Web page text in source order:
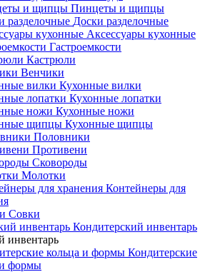
Пинцеты и щипцы
Доски разделочные
Аксессуары кухонные
Гастроемкости
Кастрюли
Венчики
Кухонные вилки
Кухонные лопатки
Кухонные ножи
Кухонные щипцы
Половники
Противени
Сковороды
Молотки
Контейнеры для
Совки
Кондитерский инвентарь
инвентарь
Кондитерские
формы